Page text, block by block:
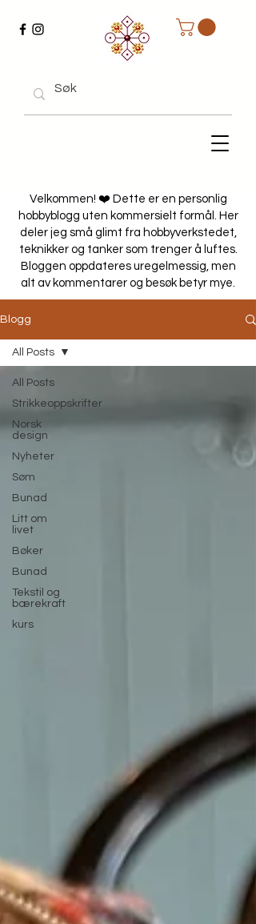
Velkommen! ❤️ Dette er en personlig
hobbyblogg uten kommersielt formål. Her
deler jeg små glimt fra hobbyverkstedet,
teknikker og tanker som trenger å luftes.
Bloggen oppdateres uregelmessig, men
alt av kommentarer og besøk betyr mye.
Blogg
All Posts
Strikkeoppskrifter
Norsk
design
Nyheter
Søm
Bunad
Litt om
livet
Bøker
Bunad
Tekstil og
bærekraft
kurs
All Posts